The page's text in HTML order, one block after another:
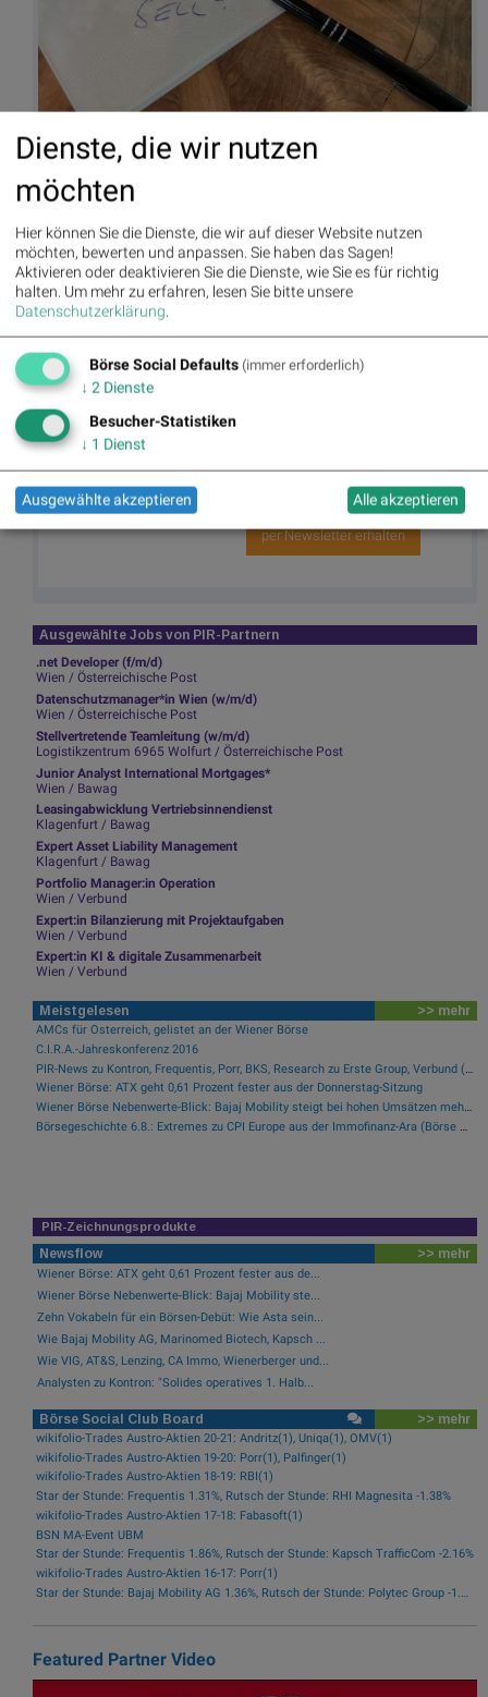
Buy Sell, (© https://de.depositphotos.com)
Autor
Christine
Petzwinkler
Börse Social Network/Magazine
Die Useletter "Morning Xpresso" und
"Evening Xtrakt" heben sich deutlich
von den gängigen Newslettern ab.
Beispiele ansehen bzw. kostenfrei
anmelden. Wichtige Börse-Infos
Newsletter abonnieren
(kostenfrei downloaden über
http://runplugged.com/spreadit)
per Newsletter erhalten
Ausgewählte Jobs von PIR-Partnern
.net Developer (f/m/d)
Wien / Österreichische Post
Datenschutzmanager*in Wien (w/m/d)
Wien / Österreichische Post
Stellvertretende Teamleitung (w/m/d)
Logistikzentrum 6965 Wolfurt / Österreichische Post
Junior Analyst International Mortgages*
Wien / Bawag
Leasingabwicklung Vertriebsinnendienst
Klagenfurt / Bawag
Expert Asset Liability Management
Klagenfurt / Bawag
Portfolio Manager:in Operation
Wien / Verbund
Expert:in Bilanzierung mit Projektaufgaben
Wien / Verbund
Expert:in KI & digitale Zusammenarbeit
Wien / Verbund
Meistgelesen >> mehr
AMCs für Österreich, gelistet an der Wiener Börse
C.I.R.A.-Jahreskonferenz 2016
PIR-News zu Kontron, Frequentis, Porr, BKS, Research zu Erste Group, Verbund (Christine Petzwinkler)
Wiener Börse: ATX geht 0,61 Prozent fester aus der Donnerstag-Sitzung
Wiener Börse Nebenwerte-Blick: Bajaj Mobility steigt bei hohen Umsätzen mehr als 10 Prozent
Börsegeschichte 6.8.: Extremes zu CPI Europe aus der Immofinanz-Ära (Börse Geschichte) (BörseGeschichte)
PIR-Zeichnungsprodukte
Newsflow >> mehr
Wiener Börse: ATX geht 0,61 Prozent fester aus de...
Wiener Börse Nebenwerte-Blick: Bajaj Mobility ste...
Zehn Vokabeln für ein Börsen-Debüt: Wie Asta sein...
Wie Bajaj Mobility AG, Marinomed Biotech, Kapsch ...
Wie VIG, AT&S, Lenzing, CA Immo, Wienerberger und...
Analysten zu Kontron: "Solides operatives 1. Halb...
Börse Social Club Board >> mehr
wikifolio-Trades Austro-Aktien 20-21: Andritz(1), Uniqa(1), OMV(1)
wikifolio-Trades Austro-Aktien 19-20: Porr(1), Palfinger(1)
wikifolio-Trades Austro-Aktien 18-19: RBI(1)
Star der Stunde: Frequentis 1.31%, Rutsch der Stunde: RHI Magnesita -1.38%
wikifolio-Trades Austro-Aktien 17-18: Fabasoft(1)
BSN MA-Event UBM
Star der Stunde: Frequentis 1.86%, Rutsch der Stunde: Kapsch TrafficCom -2.16%
wikifolio-Trades Austro-Aktien 16-17: Porr(1)
Star der Stunde: Bajaj Mobility AG 1.36%, Rutsch der Stunde: Polytec Group -1.81%
Featured Partner Video
Dienste, die wir nutzen
möchten
Hier können Sie die Dienste, die wir auf dieser Website nutzen
möchten, bewerten und anpassen. Sie haben das Sagen!
Aktivieren oder deaktivieren Sie die Dienste, wie Sie es für richtig
halten. Um mehr zu erfahren, lesen Sie bitte unsere
Datenschutzerklärung.
Börse Social Defaults (immer erforderlich)
↓ 2 Dienste
Besucher-Statistiken
↓ 1 Dienst
Ausgewählte akzeptieren Alle akzeptieren